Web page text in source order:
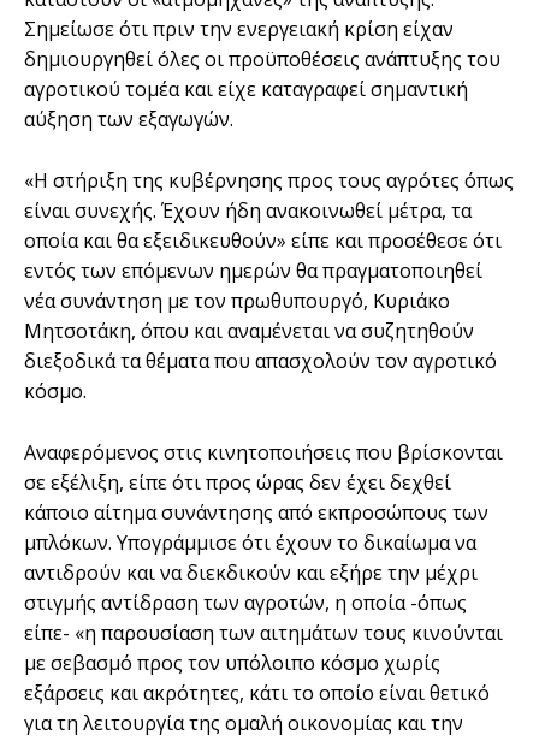
Σημείωσε ότι πριν την ενεργειακή κρίση είχαν
δημιουργηθεί όλες οι προϋποθέσεις ανάπτυξης του
αγροτικού τομέα και είχε καταγραφεί σημαντική
αύξηση των εξαγωγών.
«Η στήριξη της κυβέρνησης προς τους αγρότες όπως
είναι συνεχής. Έχουν ήδη ανακοινωθεί μέτρα, τα
οποία και θα εξειδικευθούν» είπε και προσέθεσε ότι
εντός των επόμενων ημερών θα πραγματοποιηθεί
νέα συνάντηση με τον πρωθυπουργό, Κυριάκο
Μητσοτάκη, όπου και αναμένεται να συζητηθούν
διεξοδικά τα θέματα που απασχολούν τον αγροτικό
κόσμο.
Αναφερόμενος στις κινητοποιήσεις που βρίσκονται
σε εξέλιξη, είπε ότι προς ώρας δεν έχει δεχθεί
κάποιο αίτημα συνάντησης από εκπροσώπους των
μπλόκων. Υπογράμμισε ότι έχουν το δικαίωμα να
αντιδρούν και να διεκδικούν και εξήρε την μέχρι
στιγμής αντίδραση των αγροτών, η οποία -όπως
είπε- «η παρουσίαση των αιτημάτων τους κινούνται
με σεβασμό προς τον υπόλοιπο κόσμο χωρίς
εξάρσεις και ακρότητες, κάτι το οποίο είναι θετικό
για τη λειτουργία της ομαλή οικονομίας και την